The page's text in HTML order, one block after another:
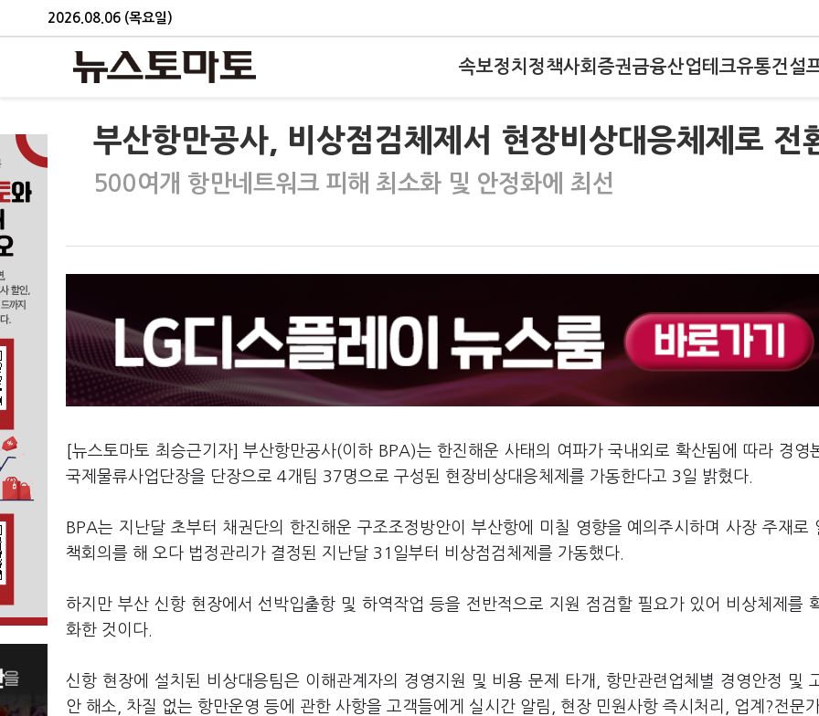
2026.08.06 (목요일)
속보정치 정책사회 증권금융산업테크유통건설
부산항만공사, 비상점검체제서 현장비상대응체제로 전
500여개 항만네트워크 피해 최소화 및 안정화에 최선
[뉴스토마토 최승근기자] 부산항만공사(이하 BPA)는 한진해운 사태의 여파가 국내외로 확산됨에 따라 경영
국제물류사업단장을 단장으로 4개팀 37명으로 구성된 현장비상대응체제를 가동한다고 3일 밝혔다.
BPA는 지난달 초부터 채권단의 한진해운 구조조정방안이 부산항에 미칠 영향을 예의주시하며 사장 주재로
책회의를 해 오다 법정관리가 결정된 지난달 31일부터 비상점검체제를 가동했다.
하지만 부산 신항 현장에서 선박입출항 및 하역작업 등을 전반적으로 지원 점검할 필요가 있어 비상체제를
화한 것이다.
신항 현장에 설치된 비상대응팀은 이해관계자의 경영지원 및 비용 문제 타개, 항만관련업체별 경영안정 및
안 해소, 차질 없는 항만운영 등에 관한 사항을 고객들에게 실시간 알림, 현장 민원사항 즉시처리, 업계?전문